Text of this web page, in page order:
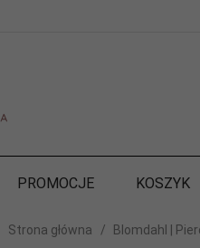
PROMOCJE KOSZYK
Strona główna Blomdahl |